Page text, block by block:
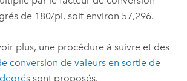
de 180/pi, soit environ 57,296.
plus, une procédure à suivre et des
conversion de valeurs en sortie de
sont proposés.